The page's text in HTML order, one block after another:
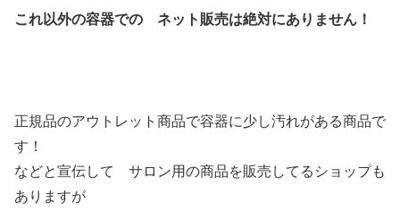
これ以外の容器での ネット販売は絶対にありません！
正規品のアウトレット商品で容器に少し汚れがある商品で
す！
などと宣伝して サロン用の商品を販売してるショップも
ありますが